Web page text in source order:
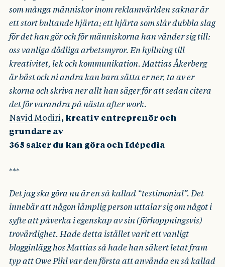
som många människor inom reklamvärlden saknar är
ett stort bultande hjärta; ett hjärta som slår dubbla slag
för det han gör och för människorna han vänder sig till:
oss vanliga dödliga arbetsmyror. En hyllning till
kreativitet, lek och kommunikation. Mattias Åkerberg
är bäst och ni andra kan bara sätta er ner, ta av er
skorna och skriva ner allt han säger för att sedan citera
det för varandra på nästa after work.
Navid Modiri, kreativ entreprenör och
grundare av
365 saker du kan göra och Idépedia
***
Det jag ska göra nu är en så kallad “testimonial”. Det
innebär att någon lämplig person uttalar sig om något i
syfte att påverka i egenskap av sin (förhoppningsvis)
trovärdighet. Hade detta istället varit ett vanligt
blogginlägg hos Mattias så hade han säkert letat fram
typ att Owe Pihl var den första att använda en så kallad